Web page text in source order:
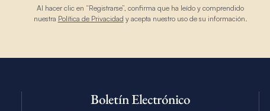
Al hacer clic en “Registrarse”, confirma que ha leído y comprendido
nuestra Política de Privacidad y acepta nuestro uso de su información.
Boletín Electrónico